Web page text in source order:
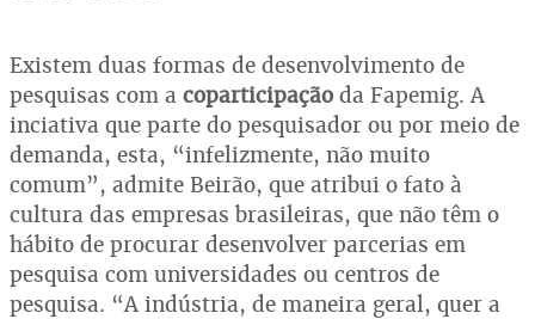
Existem duas formas de desenvolvimento de
pesquisas com a coparticipação da Fapemig. A
inciativa que parte do pesquisador ou por meio de
demanda, esta, “infelizmente, não muito
comum”, admite Beirão, que atribui o fato à
cultura das empresas brasileiras, que não têm o
hábito de procurar desenvolver parcerias em
pesquisa com universidades ou centros de
pesquisa. “A indústria, de maneira geral, quer a